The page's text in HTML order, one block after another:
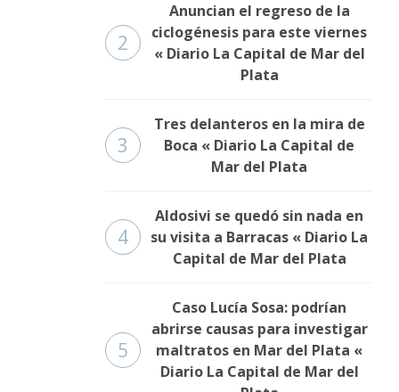
2
Anuncian el regreso de la
ciclogénesis para este viernes
« Diario La Capital de Mar del
Plata
3
Tres delanteros en la mira de
Boca « Diario La Capital de
Mar del Plata
4
Aldosivi se quedó sin nada en
su visita a Barracas « Diario La
Capital de Mar del Plata
5
Caso Lucía Sosa: podrían
abrirse causas para investigar
maltratos en Mar del Plata «
Diario La Capital de Mar del